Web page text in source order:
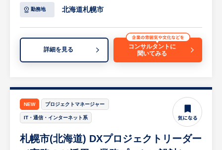
依頼対応
・メーカーとの商品手配・納期調整
・現場での打ち合わせ、納品スケジュールの
所との調整
等
※詳細は面談時にお伝えします
【HUREX求人担当コメント】
勤務地 北海道札幌市
詳細を見る
コンサルタントに
聞いてみる
NEW プロジェクトマネージャー
IT・通信・インターネット系
札幌市(北海道) DXプロジェクトリーダー